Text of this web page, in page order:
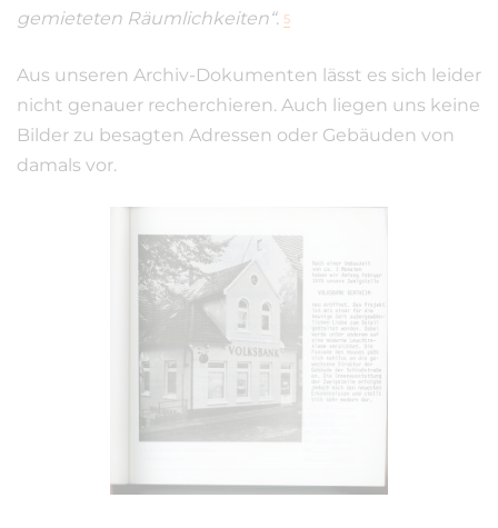
gemieteten Räumlichkeiten“. 5
Aus unseren Archiv-Dokumenten lässt es sich leider
nicht genauer recherchieren. Auch liegen uns keine
Bilder zu besagten Adressen oder Gebäuden von
damals vor.